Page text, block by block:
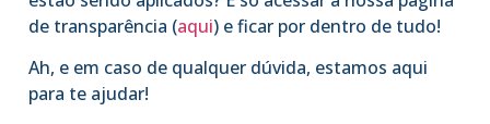
de transparência (aqui) e ficar por dentro de tudo!
Ah, e em caso de qualquer dúvida, estamos aqui
para te ajudar!